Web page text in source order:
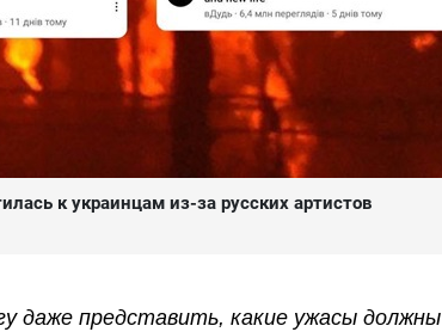
к украинцам из-за русских артистов
даже представить, какие ужасы должны